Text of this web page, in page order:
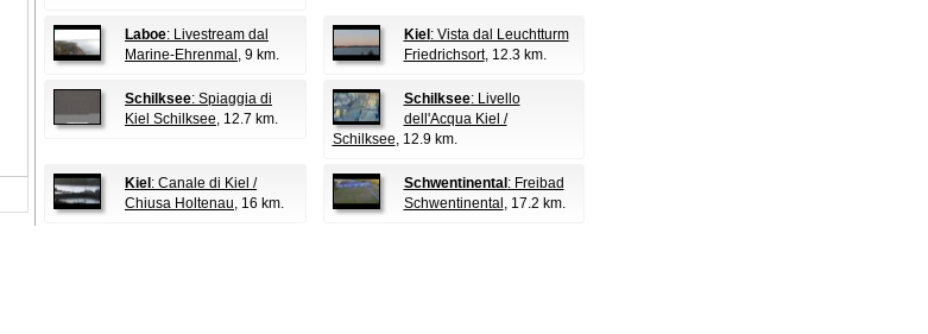
Laboe: Livestream dal
Marine-Ehrenmal , 9 km.
Kiel : Vista dal Leuchtturm
Friedrichsort, 12.3 km.
Schilksee: Spiaggia di
Kiel Schilksee, 12.7 km.
Schilksee: Livello
dell'Acqua Kiel /
Schilksee, 12.9 km.
Kiel : Canale di Kiel /
Chiusa Holtenau, 16 km.
Schwentinental : Freibad
Schwentinental , 17.2 km.